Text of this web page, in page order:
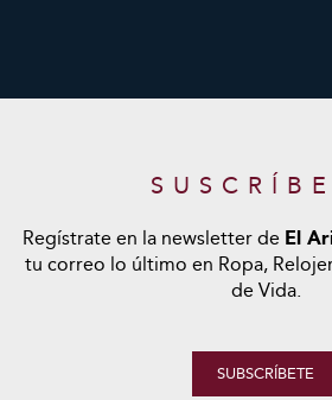
Regístrate en la newsletter de El
tu correo lo último en Ropa,
de Vida.
SUBSCRÍBETE